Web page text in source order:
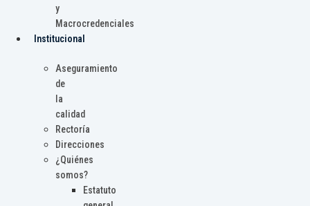
y
Macrocredenciales
Institucional
Aseguramiento
de
la
calidad
Rectoría
Direcciones
¿Quiénes
somos?
Estatuto